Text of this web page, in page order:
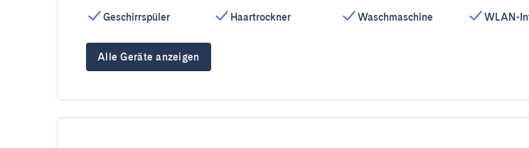
Geschirrspüler Haartrockner Waschmaschine WLAN-
Alle Geräte anzeigen